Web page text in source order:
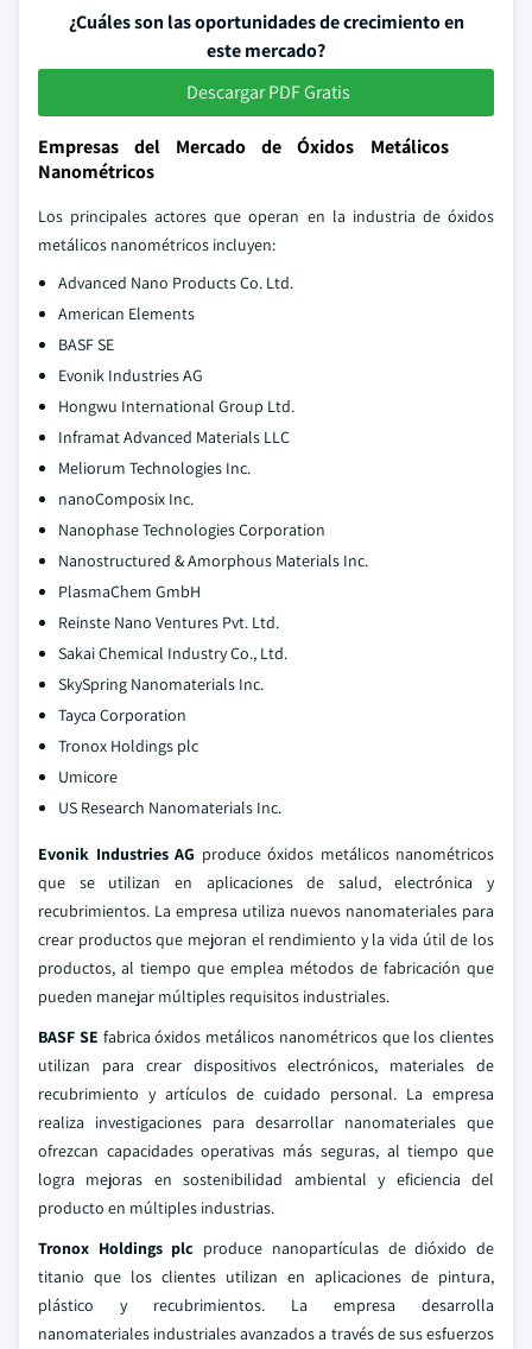
¿Cuáles son las oportunidades de crecimiento en
este mercado?
Descargar PDF Gratis
Empresas del Mercado de Óxidos Metálicos
Nanométricos
Los principales actores que operan en la industria de óxidos
metálicos nanométricos incluyen:
Advanced Nano Products Co. Ltd.
American Elements
BASF SE
Evonik Industries AG
Hongwu International Group Ltd.
Inframat Advanced Materials LLC
Meliorum Technologies Inc.
nanoComposix Inc.
Nanophase Technologies Corporation
Nanostructured & Amorphous Materials Inc.
PlasmaChem GmbH
Reinste Nano Ventures Pvt. Ltd.
Sakai Chemical Industry Co., Ltd.
SkySpring Nanomaterials Inc.
Tayca Corporation
Tronox Holdings plc
Umicore
US Research Nanomaterials Inc.
Evonik Industries AG produce óxidos metálicos nanométricos
que se utilizan en aplicaciones de salud, electrónica y
recubrimientos. La empresa utiliza nuevos nanomateriales para
crear productos que mejoran el rendimiento y la vida útil de los
productos, al tiempo que emplea métodos de fabricación que
pueden manejar múltiples requisitos industriales.
BASF SE fabrica óxidos metálicos nanométricos que los clientes
utilizan para crear dispositivos electrónicos, materiales de
recubrimiento y artículos de cuidado personal. La empresa
realiza investigaciones para desarrollar nanomateriales que
ofrezcan capacidades operativas más seguras, al tiempo que
logra mejoras en sostenibilidad ambiental y eficiencia del
producto en múltiples industrias.
Tronox Holdings plc produce nanopartículas de dióxido de
titanio que los clientes utilizan en aplicaciones de pintura,
plástico y recubrimientos. La empresa desarrolla
nanomateriales industriales avanzados a través de sus esfuerzos